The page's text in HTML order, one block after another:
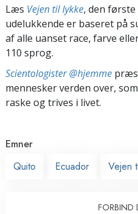
Læs Vejen til lykke, den
udelukkende er baseret på
af alle uanset race, farve
110 sprog.
Scientologister @hjemme
mennesker verden over,
raske og trives i livet.
Emner
Quito
Ecuador Vejen
FORBIND